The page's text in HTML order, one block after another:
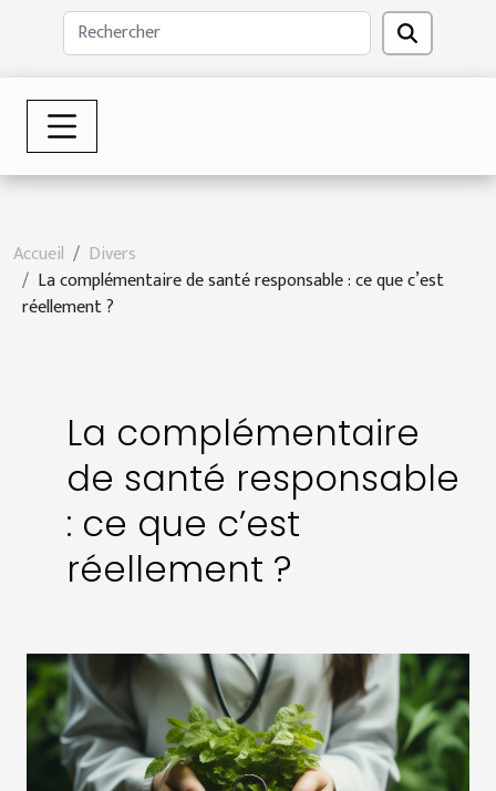
Accueil
Divers
La complémentaire de santé responsable : ce que c’est
réellement ?
La complémentaire
de santé responsable
: ce que c’est
réellement ?